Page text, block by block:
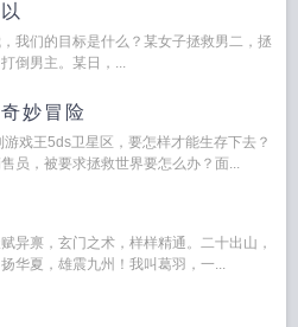
我们的目标是什么？某女子拯救男二，拯
倒男主。某日，...
妙冒险
戏王5ds卫星区，要怎样才能生存下去？
员，被要求拯救世界要怎么办？面...
异禀，玄门之术，样样精通。二十出山，
华夏，雄震九州！我叫葛羽，一...